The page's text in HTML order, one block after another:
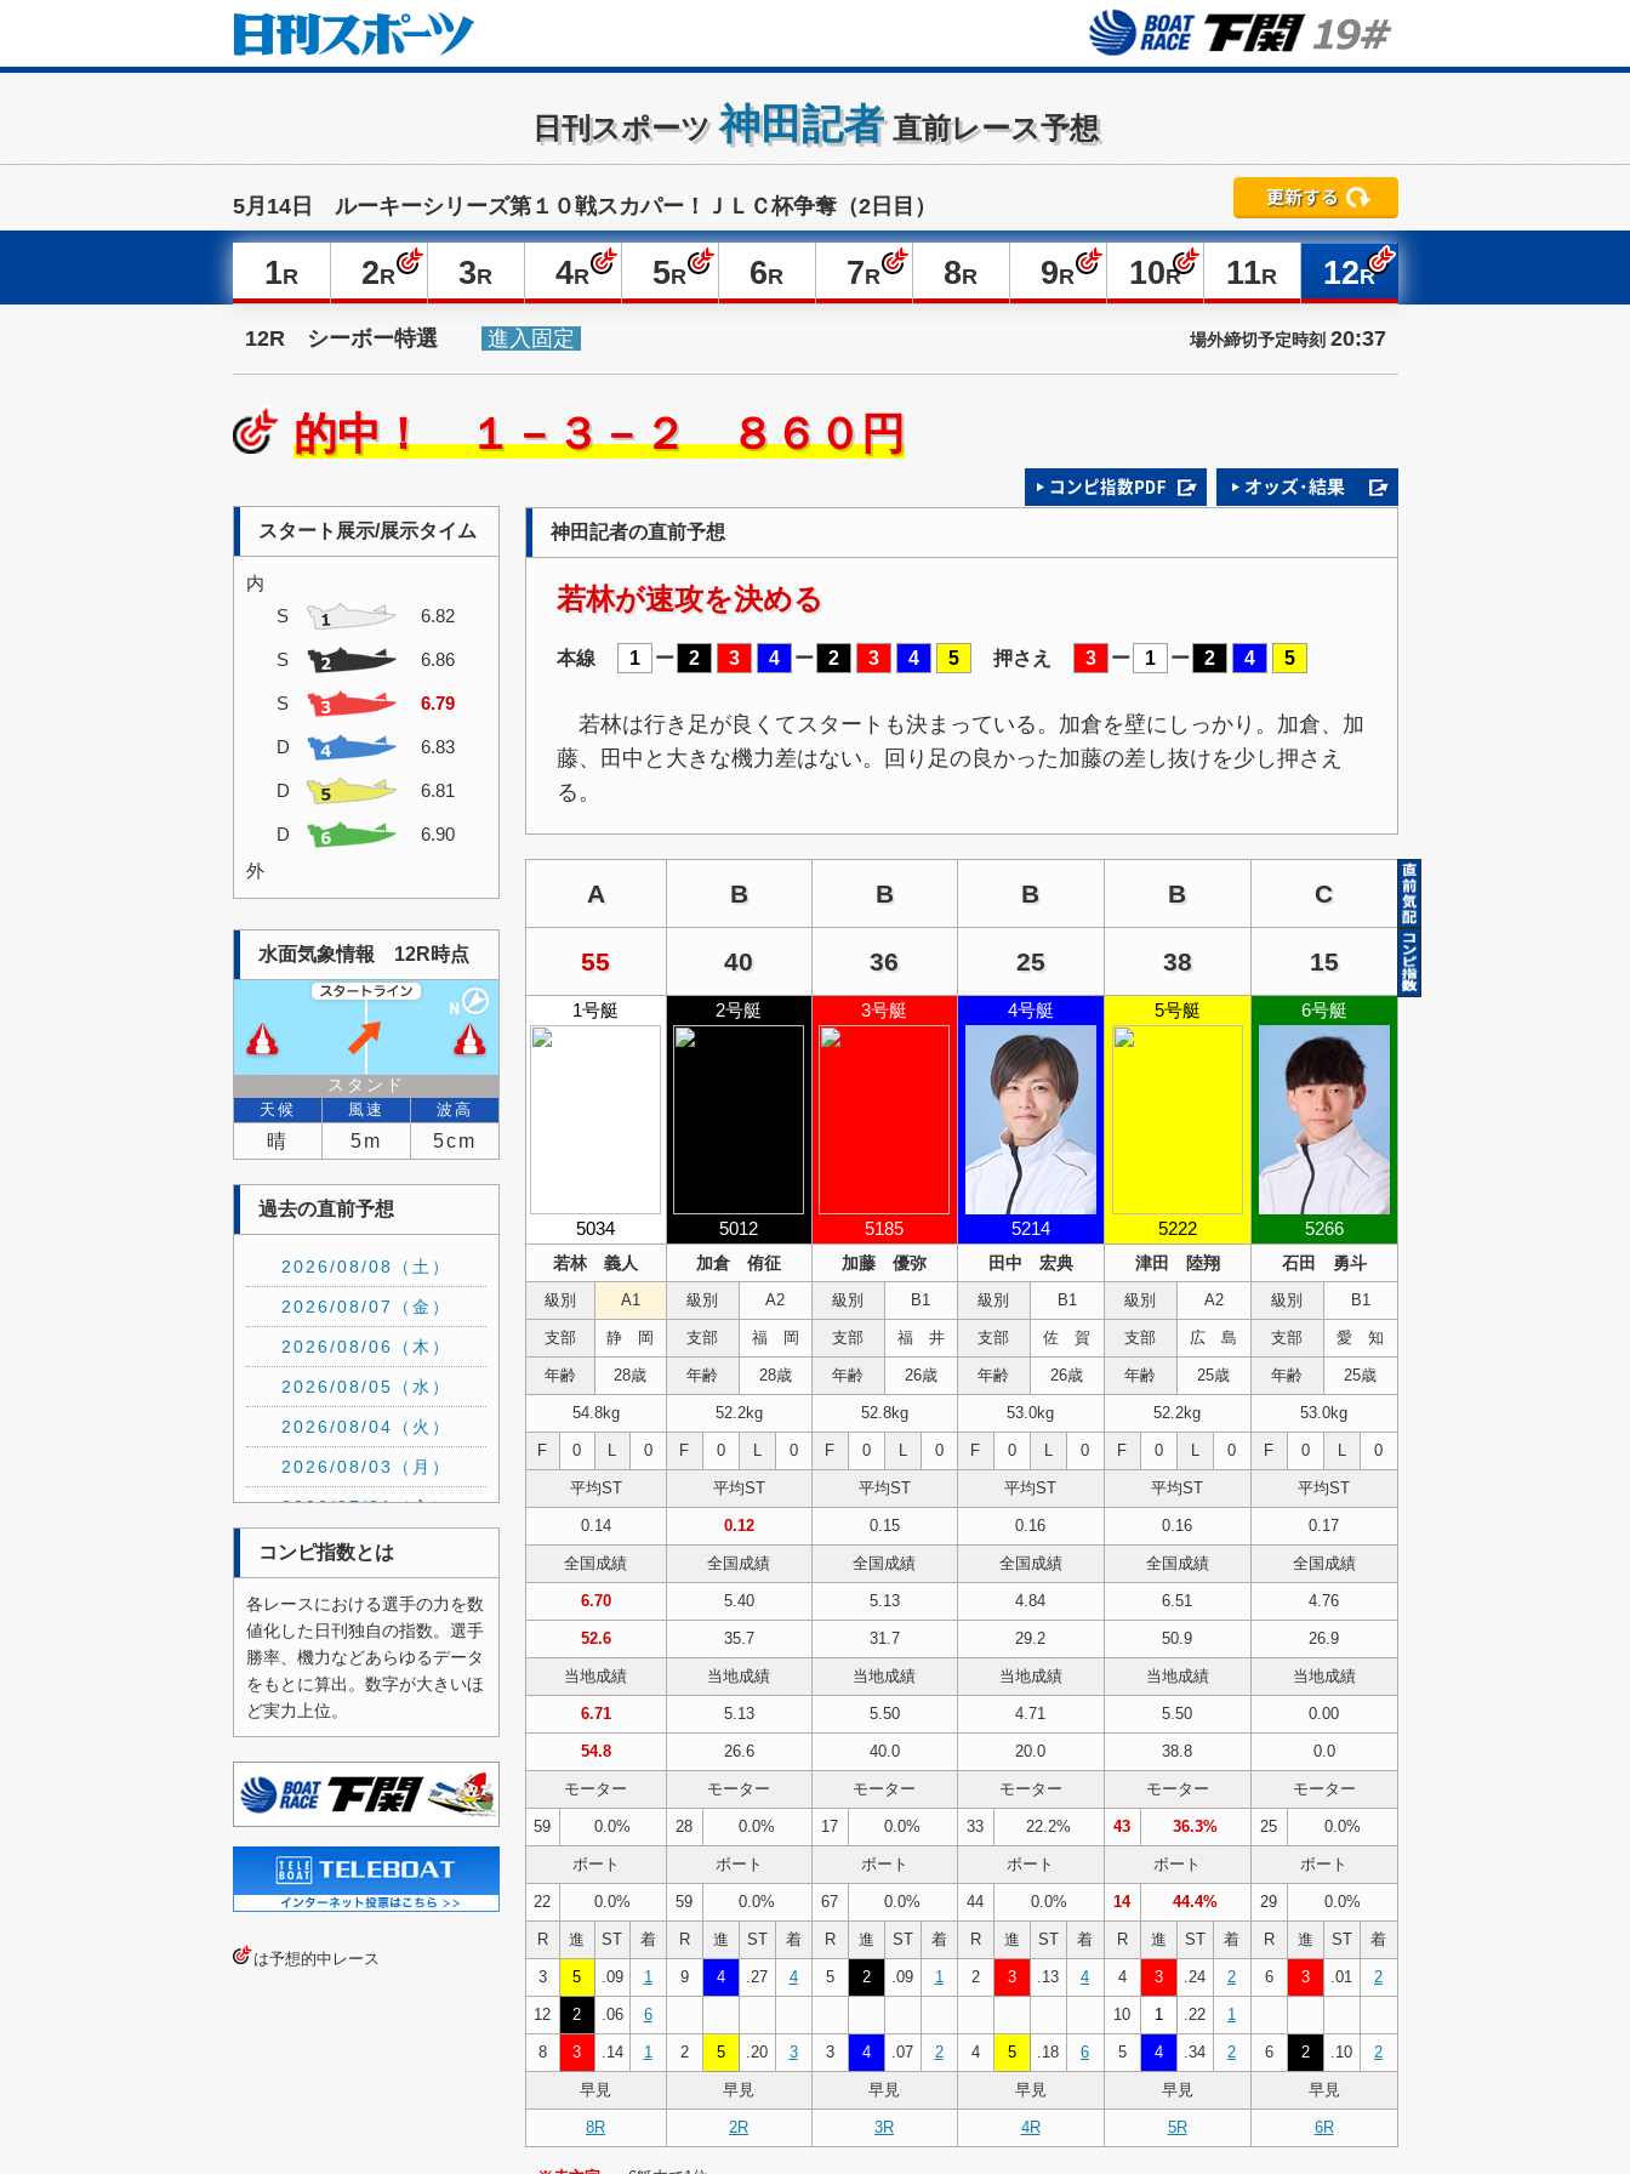
日刊スポーツ神田記者直前レース予想
5月14日 ルーキーシリーズ第１０戦スカパー！ＪＬＣ杯争奪（2日目）
1R 2R 3R 4R 5R 6R 7R 8R 9R 10R 11R 12R
12R シーボー特選 進入固定 場外締切予定時刻 20:37
的中！ １－３－２ ８６０円
スタート展示/展示タイム
内
S
6.82
S 6.86
S 6.79
D 6.83
D 6.81
D
6.90
外
水面気象情報 12R時点
スタンド
天候 風速 波高
晴 5m 5cm
過去の直前予想
2026/08/08（土）
2026/08/07（金）
2026/08/06（木）
2026/08/05（水）
2026/08/04（火）
2026/08/03（月）
2026/07/31（金）
2026/07/30（木）
2026/07/28（火）
2026/07/27（月）
2026/07/24（金）
2026/07/22（水）
2026/07/21（火）
2026/07/20（月）
2026/07/19（日）
2026/07/13（月）
コンピ指数とは
各レースにおける選手の力を数
値化した日刊独自の指数。選手
勝率、機力などあらゆるデータ
をもとに算出。数字が大きいほ
ど実力上位。
は予想的中レース
神田記者の直前予想
若林が速攻を決める
本線 1 ー 2 3 4 ー 2 3 4 5 押さえ 3 ー 1 ー 2 4 5
若林は行き足が良くてスタートも決まっている。加倉を壁にしっかり。加倉、加
藤、田中と大きな機力差はない。回り足の良かった加藤の差し抜けを少し押さえ
る。
A B B B B C
55 40 36 25 38 15
1号艇
5034
2号艇
5012
3号艇
5185
4号艇
5214
5号艇
5222
6号艇
5266
若林 義人 加倉 侑征 加藤 優弥 田中 宏典 津田 陸翔 石田 勇斗
級別 A1 級別 A2 級別 B1 級別 B1 級別 A2 級別 B1
支部 静 岡 支部 福 岡 支部 福 井 支部 佐 賀 支部 広 島 支部 愛 知
年齢 28歳 年齢 28歳 年齢 26歳 年齢 26歳 年齢 25歳 年齢 25歳
54.8kg 52.2kg 52.8kg 53.0kg 52.2kg 53.0kg
F 0 L 0 F 0 L 0 F 0 L 0 F 0 L 0 F 0 L 0 F 0 L 0
平均ST 平均ST 平均ST 平均ST 平均ST 平均ST
0.14 0.12 0.15 0.16 0.16 0.17
全国成績 全国成績 全国成績 全国成績 全国成績 全国成績
6.70 5.40 5.13 4.84 6.51 4.76
52.6 35.7 31.7 29.2 50.9 26.9
当地成績 当地成績 当地成績 当地成績 当地成績 当地成績
6.71 5.13 5.50 4.71 5.50 0.00
54.8 26.6 40.0 20.0 38.8 0.0
モーター モーター モーター モーター モーター モーター
59 0.0% 28 0.0% 17 0.0% 33 22.2% 43 36.3% 25 0.0%
ボート ボート ボート ボート ボート ボート
22 0.0% 59 0.0% 67 0.0% 44 0.0% 14 44.4% 29 0.0%
R 進 ST 着 R 進 ST 着 R 進 ST 着 R 進 ST 着 R 進 ST 着 R 進 ST 着
3 5 .09 1 9 4 .27 4 5 2 .09 1 2 3 .13 4 4 3 .24 2 6 3 .01 2
12 2 .06 6 10 1 .22 1
8 3 .14 1 2 5 .20 3 3 4 .07 2 4 5 .18 6 5 4 .34 2 6 2 .10 2
早見 早見 早見 早見 早見 早見
8R 2R 3R 4R 5R 6R